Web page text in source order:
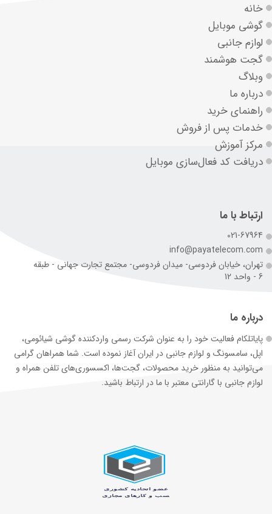
خانه
گوشی موبایل
لوازم جانبی
گجت هوشمند
وبلاگ
درباره ما
راهنمای خرید
خدمات پس از فروش
مرکز آموزش
دریافت کد فعال‌سازی موبایل
ارتباط با ما
021-67964
info@payatelecom.com
تهران، خیابان فردوسی- میدان فردوسی- مجتمع تجارت جهانی - طبقه
6 - واحد 12
درباره ما
پایاتلکام فعالیت خود را به عنوان شرکت رسمی وارد‌کننده گوشی شیائومی،
اپل، سامسونگ و لوازم جانبی در ایران آغاز نموده است. شما همراهان گرامی
می‌توانید به منظور خرید محصولات، گجت‌ها، اکسسوری‌های تلفن همراه و
لوازم جانبی با گارانتی معتبر با ما در ارتباط باشید.